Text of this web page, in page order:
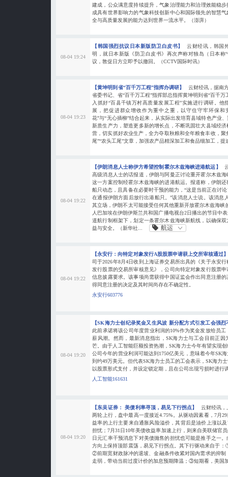
建成，公众满意度持续提升，气象治理能力和治理效能稳
成具有世界影响力的气象科技创新中心和国际领先的智慧
全与高质量发展的能力达到世界一流水平。（澎湃）
08-04 19:24
【韩国强烈抗议日本新版防卫白皮书】
云财经讯，韩国
明，就日本新版《防卫白皮书》再次声称对独岛（日本称
议，敦促日方立即予以撤回。（CCTV国际时讯）
08-04 19:23
【黄坤明到省“百千万工程”指挥办调研】
云财经讯，据南
省委书记、省“百千万工程”指挥部总指挥黄坤明到省“百千
入抓好“百县千镇万村高质量发展工程”实施进行调研。他
展，把促进群众增收作为重中之重，以守住守牢环保和
花”与“无心插柳”结合起来，从实际出发培育县域特色产业
新质生产力，塑造更多新的增长点，不断巩固壮大县域经
营，切实抓好农业生产，全力夺取秋粮和全年粮食丰收，聚
尾”“农头工尾”文章，加强农产品精深加工和食品细加工，
08-04 19:22
【伊朗消息人士称伊方希望控制霍尔木兹海峡进港航运】
高级消息人士的话报道，伊朗与阿曼正讨论重开霍尔木兹
这一方案控制经霍尔木兹海峡的进港航运。报道称，伊朗
船只动态，且具备在必要时干预的能力，“这是当前正在讨
在通报伊朗方面后放行出港船只。”该消息人士说。该消息
其立场，伊朗不太可能接受任何其他重新开放霍尔木兹海峡
人巴加埃在伊朗伊斯兰共和国广播电视台2日播出的节目中
道航行制框架下，划定一条霍尔木兹海峡新航线，以确保
益与安全。（新华社...
航运
08-04 19:22
【永安行：向特定对象发行A股股票申请获上交所审核通过
司于2026年8月4日收到上海证券交易所出具的《关于永安
发行股票的交易所审核意见》，公司向特定对象发行股票
信息披露要求。该事项尚需获得中国证监会作出同意注册
得同意注册的决定及其时间尚存在不确定性。
永安行603776
08-04 19:20
【SK海力士创纪录奖金又生风波 新分配方式引发工会强
此前承诺将该公司年度营业利润的10%作为奖金发放给员
薪风潮。然而，最新消息指出，SK海力士与工会目前正因
芒。由于人工智能巨额投资热潮，SK海力士今年有望实现
公司今年的营业利润可能达到1750亿美元，意味着今年SK
到约49万美元。但代表SK海力士员工的工会表示，SK海力
以股票形式支付，并设定锁定期，且在公司出现亏损时进行
人工智能161631
08-04 19:20
【东吴证券： 美债利率寻顶，易见下行拐点】
云财经讯，
两轮上行，盘中最高一度接近4.75%。从驱动因素看，7月
益率的上行主要来自通胀风险溢价，其背后是油价上涨以
担忧；7月31日10年美债收益率加速上行，则来自美联储官
日元汇率干预消息下对美债抛售的担忧也可能是推手之一
方向上保持顶部震荡，易见下行拐点。其下行驱动来自于：
②前期宽财政脉冲的退坡、金融条件收紧对国内需求的抑制
走弱，带动当前过度计价的加息预期降温；③短期看，美国